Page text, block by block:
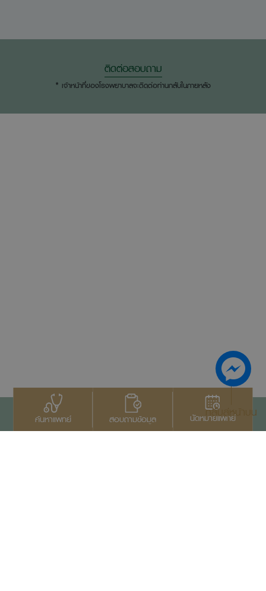
ติดต่อสอบถาม
* เจ้าหน้าที่ของโรงพยาบาลจะติดต่อท่านกลับในภายหลัง
ค้นหาแพทย์ สอบถามข้อมูล นัดหมายแพทย์
กลับสู่หน้าบน